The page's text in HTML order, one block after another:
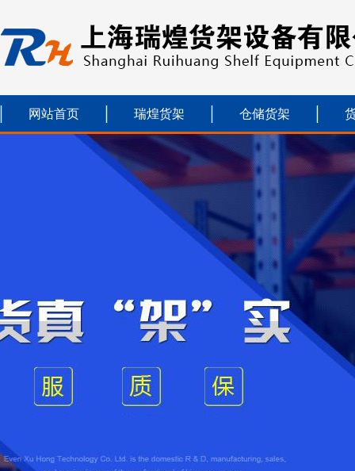
网站首页 瑞煌货架 仓储货架